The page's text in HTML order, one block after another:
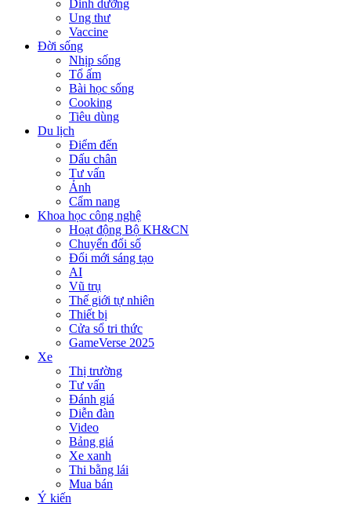
Dinh dưỡng
Ung thư
Vaccine
Đời sống
Nhịp sống
Tổ ấm
Bài học sống
Cooking
Tiêu dùng
Du lịch
Điểm đến
Dấu chân
Tư vấn
Ảnh
Cẩm nang
Khoa học công nghệ
Hoạt động Bộ KH&CN
Chuyển đổi số
Đổi mới sáng tạo
AI
Vũ trụ
Thế giới tự nhiên
Thiết bị
Cửa sổ tri thức
GameVerse 2025
Xe
Thị trường
Tư vấn
Đánh giá
Diễn đàn
Video
Bảng giá
Xe xanh
Thi bằng lái
Mua bán
Ý kiến